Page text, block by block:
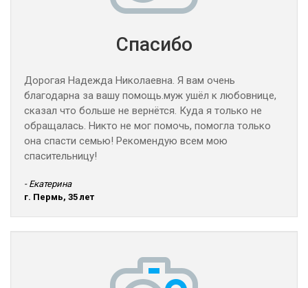
Спасибо
Дорогая Надежда Николаевна. Я вам очень
благодарна за вашу помощь.муж ушёл к любовнице,
сказал что больше не вернётся. Куда я только не
обращалась. Никто не мог помочь, помогла только
она спасти семью! Рекомендую всем мою
спасительницу!
- Екатерина
г. Пермь, 35 лет